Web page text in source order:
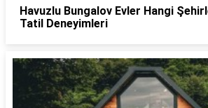
Havuzlu Bungalov Evler Hangi
Tatil Deneyimleri